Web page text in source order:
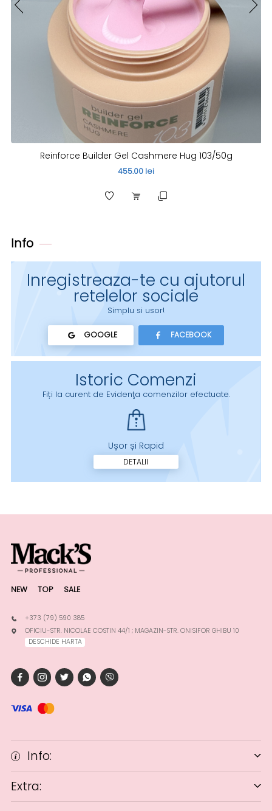
Reinforce Builder Gel Cashmere Hug 103/50g
455.00 lei
Info
Inregistreaza-te cu ajutorul
retelelor sociale
Simplu si usor!
GOOGLE FACEBOOK
Istoric Comenzi
Fiți la curent de Evidenţa comenzilor efectuate.
Ușor și Rapid
DETALII
NEW TOP SALE
+373 (79) 590 385
OFICIU-STR. NICOLAE COSTIN 44/1 ; MAGAZIN-STR. ONISIFOR GHIBU 10
DESCHIDE HARTA
Info:
Extra: